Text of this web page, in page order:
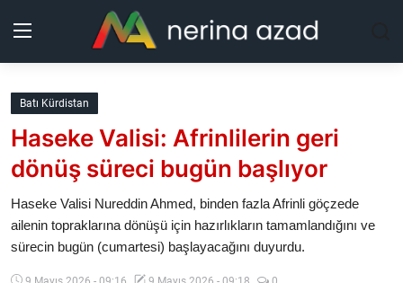
Kurdistan
Bölgeler
Güncel
Analiz
Batı Kürdistan
Haseke Valisi: Afrinlilerin geri
dönüş süreci bugün başlıyor
Haseke Valisi Nureddin Ahmed, binden fazla Afrinli göçzede
ailenin topraklarına dönüşü için hazırlıkların tamamlandığını ve
sürecin bugün (cumartesi) başlayacağını duyurdu.